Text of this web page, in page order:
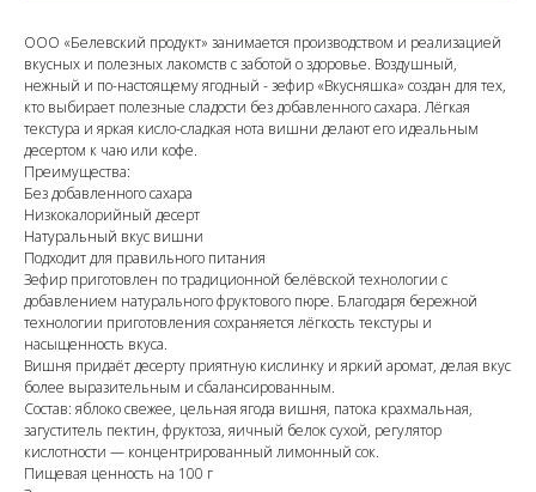
ООО «Белевский продукт» занимается производством и реализацией
вкусных и полезных лакомств с заботой о здоровье. Воздушный,
нежный и по-настоящему ягодный - зефир «Вкусняшка» создан для тех,
кто выбирает полезные сладости без добавленного сахара. Лёгкая
текстура и яркая кисло-сладкая нота вишни делают его идеальным
десертом к чаю или кофе.
Преимущества:
Без добавленного сахара
Низкокалорийный десерт
Натуральный вкус вишни
Подходит для правильного питания
Зефир приготовлен по традиционной белёвской технологии с
добавлением натурального фруктового пюре. Благодаря бережной
технологии приготовления сохраняется лёгкость текстуры и
насыщенность вкуса.
Вишня придаёт десерту приятную кислинку и яркий аромат, делая вкус
более выразительным и сбалансированным.
Состав: яблоко свежее, цельная ягода вишня, патока крахмальная,
загуститель пектин, фруктоза, яичный белок сухой, регулятор
кислотности — концентрированный лимонный сок.
Пищевая ценность на 100 г